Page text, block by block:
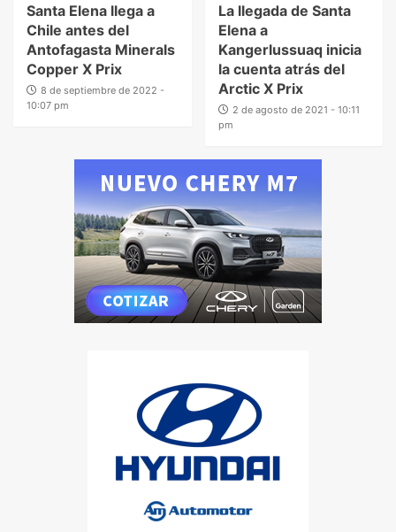
Santa Elena llega a
Chile antes del
Antofagasta Minerals
Copper X Prix
8 de septiembre de 2022 -
10:07 pm
La llegada de Santa
Elena a
Kangerlussuaq inicia
la cuenta atrás del
Arctic X Prix
2 de agosto de 2021 - 10:11
pm